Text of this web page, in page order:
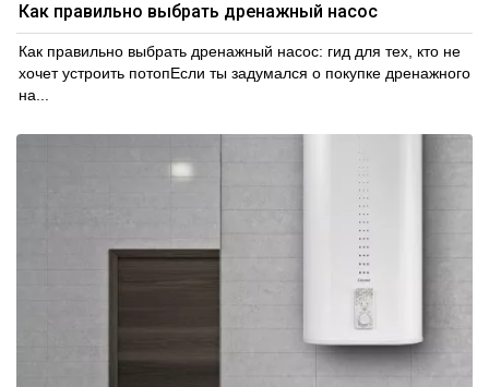
Как правильно выбрать дренажный насос
Как правильно выбрать дренажный насос: гид для тех, кто не
хочет устроить потопЕсли ты задумался о покупке дренажного
на...